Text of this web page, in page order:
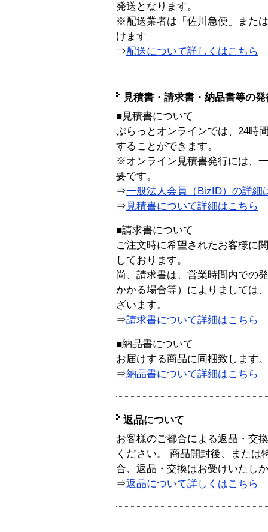
発送となります。
※配送業者は「佐川急便」また
けます
⇒配送について詳しくはこちら
見積書・請求書・納品書等の
■見積書について
ぷらっとオンラインでは、24時
することができます。
※オンライン見積書発行には、
要です。
⇒一般法人会員（BizID）の詳細
⇒ 見積書について詳細はこちら
■請求書について
ご注文時に希望されたお客様に
しております。
尚、請求書は、営業時間内での
かかる場合等）によりましては
ざいます。
⇒請求書について詳細はこちら
■納品書について
お届けする商品に同梱致します。
⇒納品書について詳細はこちら
返品について
お客様のご都合による返品・交
ください。 商品開封後、または
合、返品・交換はお受けいたし
⇒返品について詳しくはこちら